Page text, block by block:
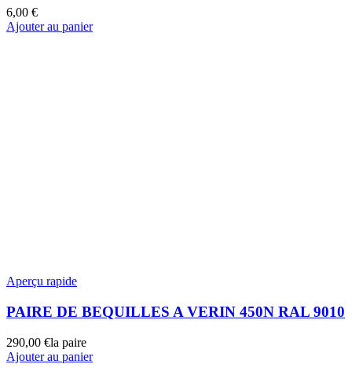
6,00 €
Ajouter au panier
Aperçu rapide
PAIRE DE BEQUILLES A VERIN 450N RAL 9010
290,00 €la paire
Ajouter au panier